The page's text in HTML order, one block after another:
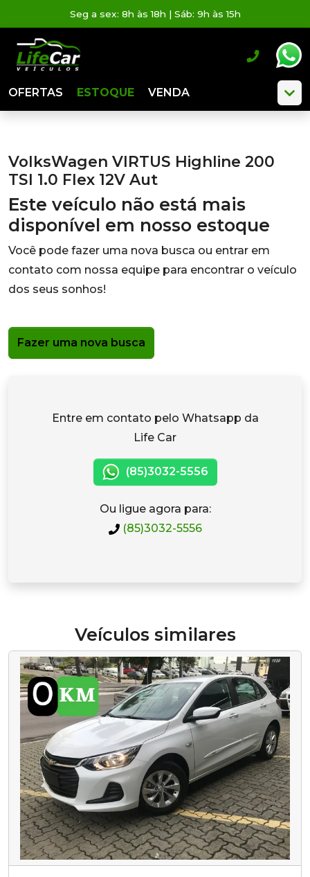
Seg a sex: 8h às 18h | Sáb: 9h às 15h
OFERTAS ESTOQUE VENDA
VolksWagen VIRTUS Highline 200
TSI 1.0 Flex 12V Aut
Este veículo não está mais
disponível em nosso estoque
Você pode fazer uma nova busca ou entrar em
contato com nossa equipe para encontrar o veículo
dos seus sonhos!
Fazer uma nova busca
Entre em contato pelo Whatsapp da
Life Car
(85)3032-5556
Ou ligue agora para:
(85)3032-5556
Veículos similares